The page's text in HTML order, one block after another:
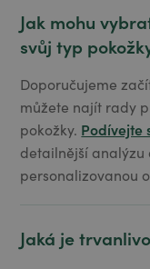
Jak mohu
svůj typ
Doporučujeme
můžete najít rady
pokožky. Podívejte
detailnější analýzu
personalizovanou
Jaká je